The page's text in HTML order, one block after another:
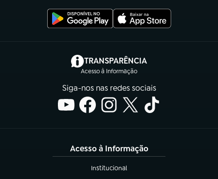
TRANSPARÊNCIA
Acesso à Informação
(abre em nova aba)
Siga-nos nas redes sociais
Acesso à Informação
Institucional
(abre em nova aba)